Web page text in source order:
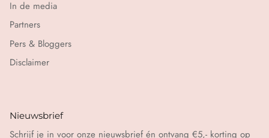
In de media
Partners
Pers & Bloggers
Disclaimer
Nieuwsbrief
Schrijf je in voor onze nieuwsbrief én ontvang €5,- korting op